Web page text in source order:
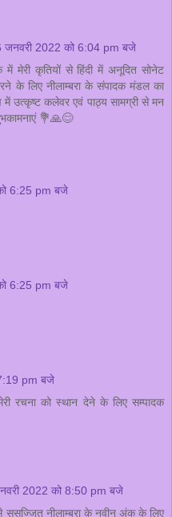
जनवरी 2022 को 6:04 pm बजे
कृतियों से हिंदी में अनूदित सोनेट
के लिए नीलाम्बरा के संपादक मंडल का
में उत्कृष्ट कलेवर एवं पाठ्य सामग्री से मन
💐🙏😊
6:25 pm बजे
6:25 pm बजे
pm बजे
रचना को स्थान देने के लिए सम्पादक
2022 को 8:50 pm बजे
नीलाम्बरा के नवीन अंक के लिए